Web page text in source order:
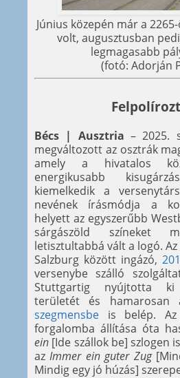
Június közepén már a
volt, augusztusban
legmagasabb
(fotó: Adorján
Bécs | Ausztria – 2025.
megváltozott az osztrák
amely a hivatalos
energikusabb
kiemelkedik a
nevének írásmódja a
helyett az egyszerűbb
sárgászöld színeket
letisztultabbá vált a logó.
Salzburg között ingázó,
versenybe szálló
Stuttgartig nyújtotta
területét és hamarosan
szegmensbe is belép.
forgalomba állítása óta
ein [Ide szállok be] szlogen
azImmer ein guter Zug
Mindig egy jó húzás]